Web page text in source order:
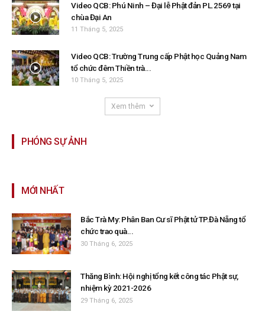
Video QCB: Phú Ninh – Đại lễ Phật đản PL.2569 tại
chùa Đại An
11 Tháng 5, 2025
Video QCB: Trường Trung cấp Phật học Quảng Nam
tổ chức đêm Thiền trà...
10 Tháng 5, 2025
Xem thêm
PHÓNG SỰ ẢNH
MỚI NHẤT
Bắc Trà My: Phân Ban Cư sĩ Phật tử TP.Đà Nẵng tổ
chức trao quà...
30 Tháng 6, 2025
Thăng Bình: Hội nghị tổng kết công tác Phật sự,
nhiệm kỳ 2021-2026
29 Tháng 6, 2025